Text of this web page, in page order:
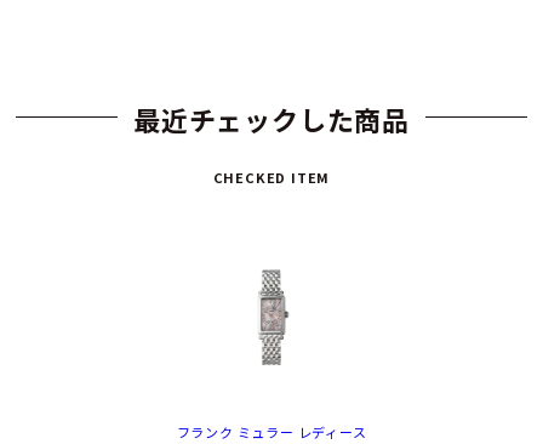
最近チェックした商品
CHECKED ITEM
フランク ミュラー レディース